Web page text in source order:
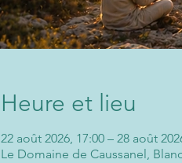
Heure et lieu
22 août 2026, 17:00 – 28 août
Le Domaine de Caussanel,